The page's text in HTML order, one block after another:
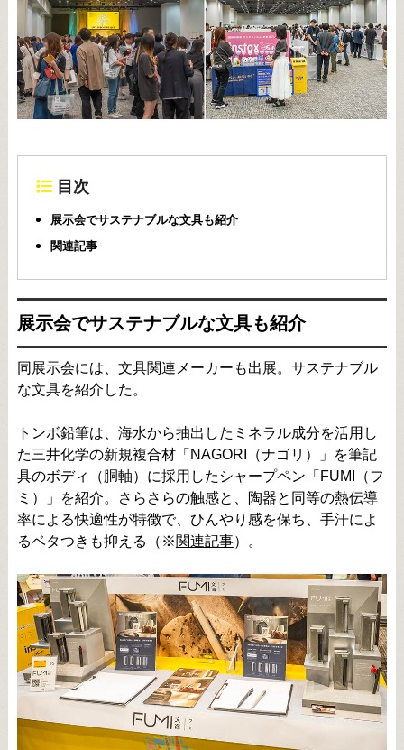
目次
展示会でサステナブルな文具も紹介
関連記事
展示会でサステナブルな文具も紹介
同展示会には、文具関連メーカーも出展。サステナブル
な文具を紹介した。
トンボ鉛筆は、海水から抽出したミネラル成分を活用し
た三井化学の新規複合材「NAGORI（ナゴリ）」を筆記
具のボディ（胴軸）に採用したシャープペン「FUMI（フ
ミ）」を紹介。さらさらの触感と、陶器と同等の熱伝導
率による快適性が特徴で、ひんやり感を保ち、手汗によ
るベタつきも抑える（※関連記事）。